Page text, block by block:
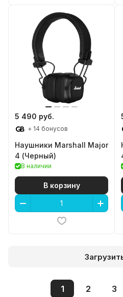
5 490 руб.
+ 14 бонусов
Наушники Marshall Major
4 (Черный)
В наличии
В корзину
1 2 3